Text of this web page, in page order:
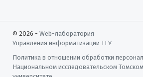
© 2026 - Web-лаборатория
Управления информатизации ТГУ
Политика в отношении обработки
Национальном исследовательском